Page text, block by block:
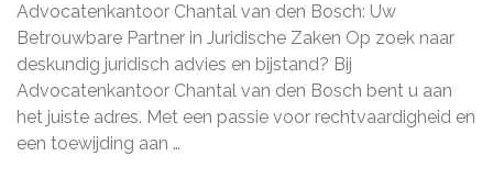
op
Maat
bij
Advocatenkantoor
Chantal
van
den
Advocatenkantoor Chantal van den Bosch: Uw
Betrouwbare Partner in Juridische Zaken Op zoek naar
deskundig juridisch advies en bijstand? Bij
Advocatenkantoor Chantal van den Bosch bent u aan
het juiste adres. Met een passie voor rechtvaardigheid en
een toewijding aan …